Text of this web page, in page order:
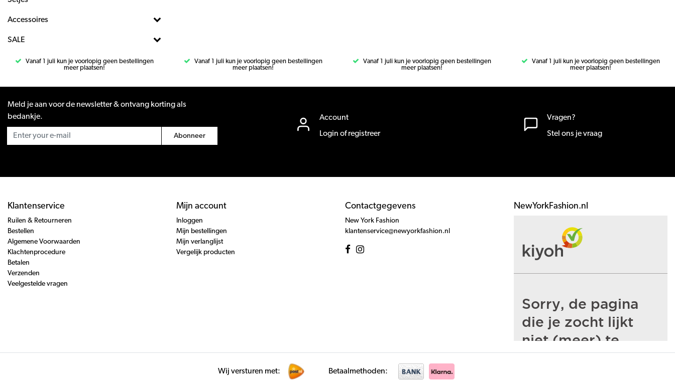
Accessoires
SALE
Vanaf 1 juli kun je voorlopig geen bestellingen
meer plaatsen!
Vanaf 1 juli kun je voorlopig geen bestellingen
meer plaatsen!
Vanaf 1 juli kun je voorlopig geen bestellingen
meer plaatsen!
Vanaf 1 juli kun je voorlopig geen bestellingen
meer plaatsen!
Meld je aan voor de newsletter & ontvang korting als
bedankje.
Abonneer
Account
Login of registreer
Vragen?
Stel ons je vraag
Klantenservice
Ruilen & Retourneren
Bestellen
Algemene Voorwaarden
Klachtenprocedure
Betalen
Verzenden
Veelgestelde vragen
Mijn account
Inloggen
Mijn bestellingen
Mijn verlanglijst
Vergelijk producten
Contactgegevens
New York Fashion
klantenservice@newyorkfashion.nl
NewYorkFashion.nl
Wij versturen met: Betaalmethoden: